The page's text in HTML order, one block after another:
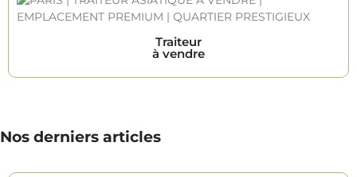
Traiteur
à vendre
Nos derniers articles